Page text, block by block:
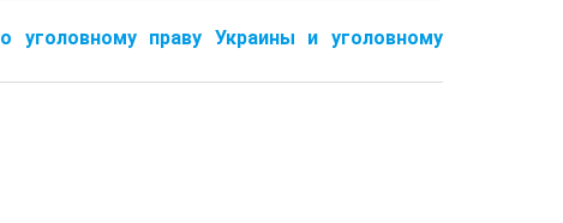
праву Украины и уголовному